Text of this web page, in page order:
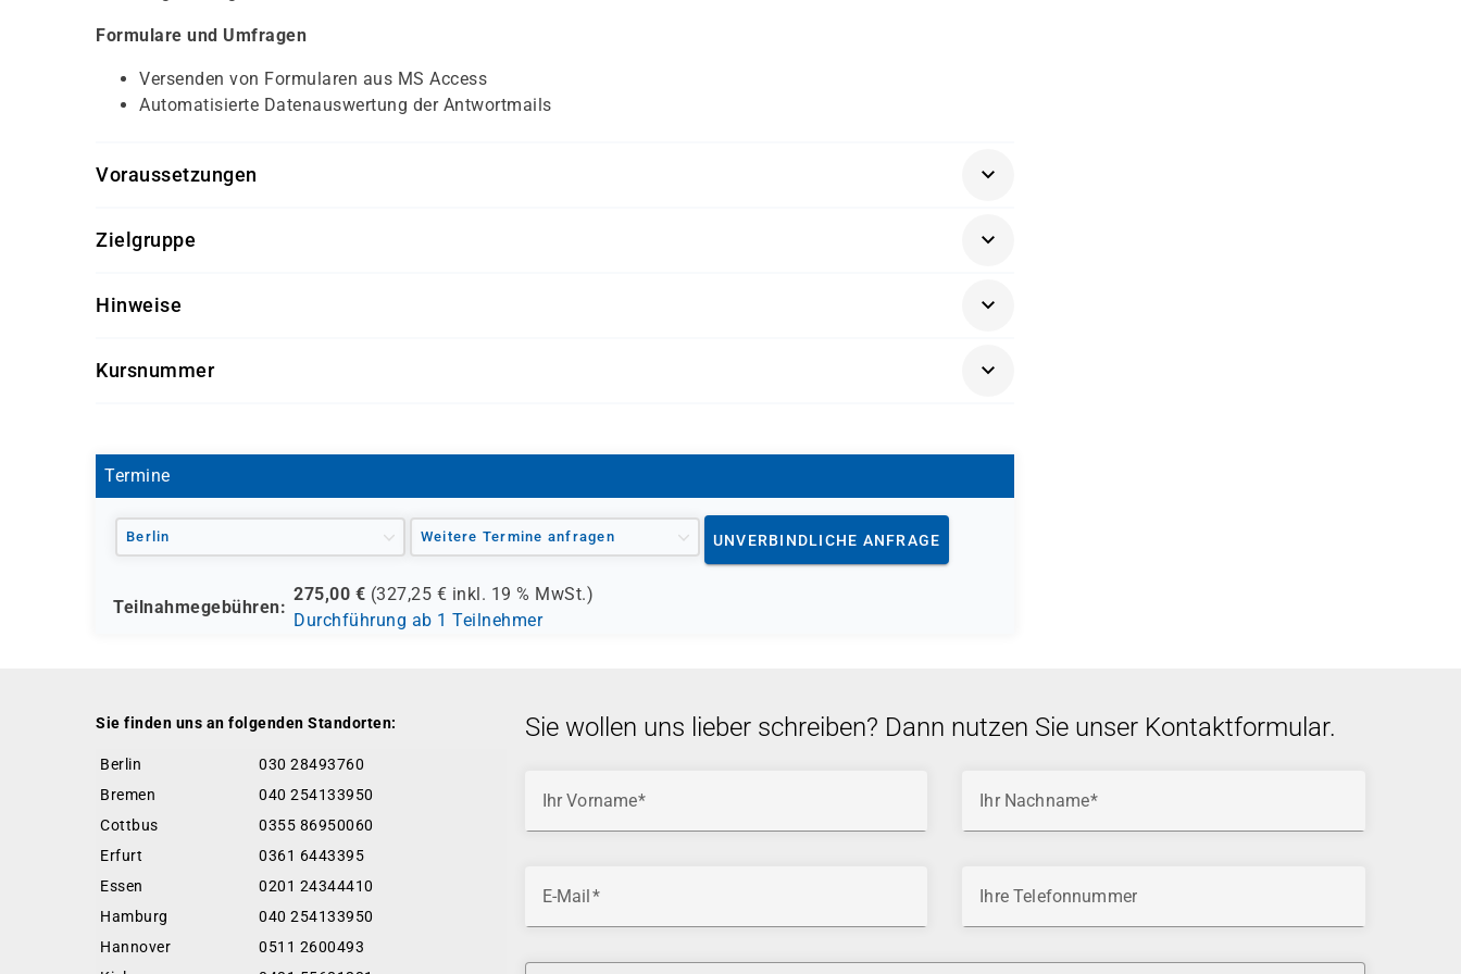
Formulare und Umfragen
Versenden von Formularen aus MS Access
Automatisierte Datenauswertung der Antwortmails
Voraussetzungen
MS Word - Basiswissen
Zielgruppe
Hinweise
Kursnummer
Termine
Berlin Weitere Termine anfragen UNVERBINDLICHE ANFRAGE
Teilnahmegebühren:
275,00 € (327,25 € inkl. 19 % MwSt.)
Durchführung ab 1 Teilnehmer
Sie finden uns an folgenden Standorten:
Berlin
030 28493760
Bremen
040 254133950
Cottbus
0355 86950060
Erfurt
0361 6443395
Essen
0201 24344410
Hamburg
040 254133950
Hannover
0511 2600493
Sie wollen uns lieber schreiben? Dann nutzen Sie unser Kontaktformular.
Ihr Vorname Ihr Nachname
E-Mail Ihre Telefonnummer